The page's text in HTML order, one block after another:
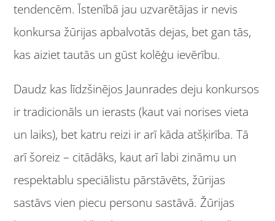
tendencēm. Īstenībā jau uzvarētājas ir nevis
konkursa žūrijas apbalvotās dejas, bet gan tās,
kas aiziet tautās un gūst kolēģu ievērību.
Daudz kas līdzšinējos Jaunrades deju konkursos
ir tradicionāls un ierasts (kaut vai norises vieta
un laiks), bet katru reizi ir arī kāda atšķirība. Tā
arī šoreiz – citādāks, kaut arī labi zināmu un
respektablu speciālistu pārstāvēts, žūrijas
sastāvs vien piecu personu sastāvā. Žūrijas